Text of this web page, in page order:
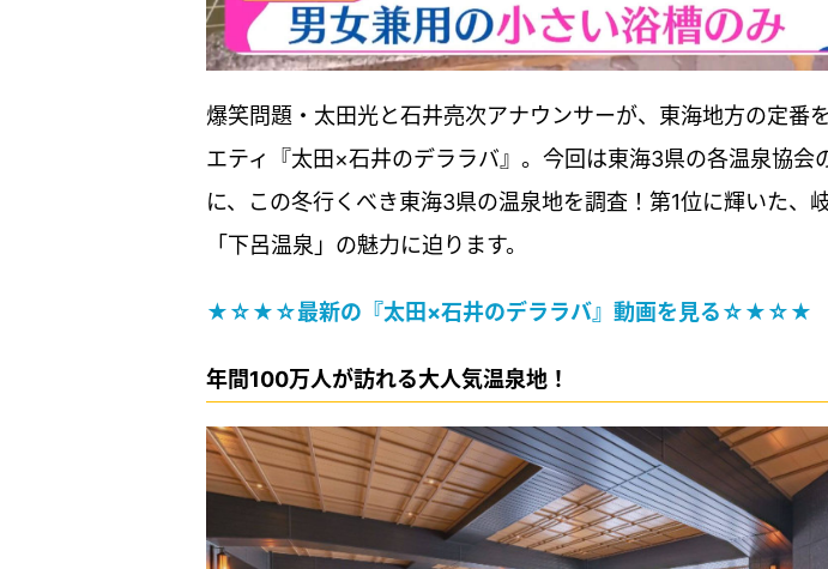
爆笑問題・太田光と石井亮次アナウンサーが、東海地方の定番
エティ『太田×石井のデララバ』。今回は東海3県の各温泉協会
に、この冬行くべき東海3県の温泉地を調査！第1位に輝いた、
「下呂温泉」の魅力に迫ります。
★☆★☆最新の『太田×石井のデララバ』動画を見る☆★☆★
年間100万人が訪れる大人気温泉地！